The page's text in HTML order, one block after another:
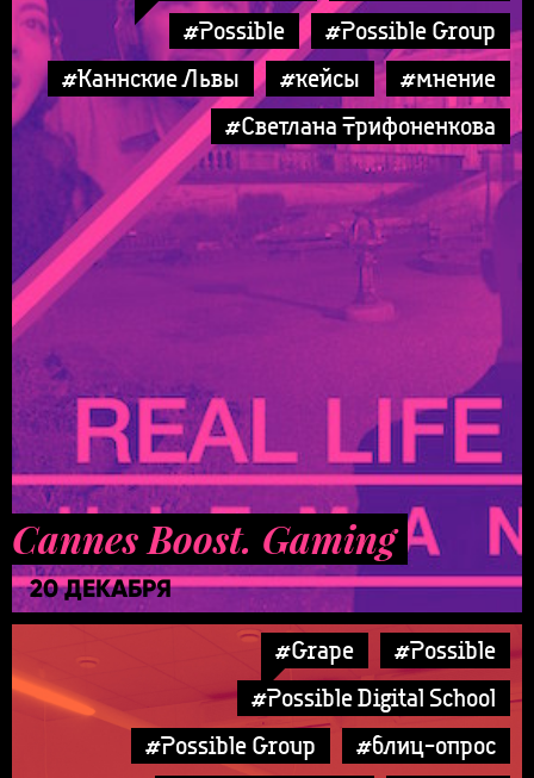
#Possible
#Possible Group
#Каннские Львы
#кейсы
#мнение
#Светлана Трифоненкова
Cannes Boost. Gaming
20 ДЕКАБРЯ
#Grape
#Possible
#Possible Digital School
#Possible Group
#блиц-опрос